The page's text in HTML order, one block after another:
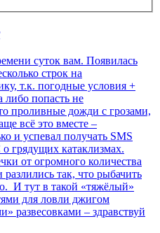
суток вам. Появилась
строк на
т.к. погодные условия +
либо попасть не
проливные дожди с грозами,
всё это вместе –
и успевал получать SMS
грядущих катаклизмах.
от огромного количества
так, что рыбачить
И тут в такой «тяжёлый»
для ловли джигом
развесовками – здравствуй